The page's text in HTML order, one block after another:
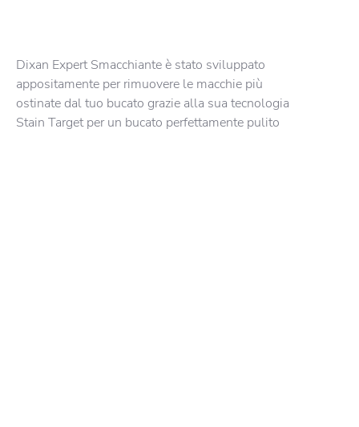
Dixan Expert Smacchiante è stato sviluppato
appositamente per rimuovere le macchie più
ostinate dal tuo bucato grazie alla sua tecnologia
Stain Target per un bucato perfettamente pulito